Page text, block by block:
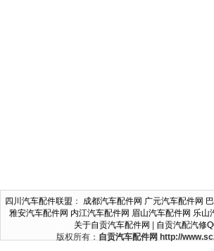
四川汽车配件联盟 ： 成都汽车配件网 广元汽车配件网
雅安汽车配件网 内江汽车配件网 眉山汽车配件网 乐山
关于自贡汽车配件网
自贡汽配汽修
版权所有： 自贡汽车配件网 http://